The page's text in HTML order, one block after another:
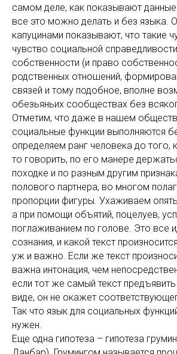
самом деле, как показывают
все это можно делать и без языка.
капуцинами показывают, что такие
чувство социальной
собственности (и право
родственных отношений,
связей и тому подобное, вполне
обезьяньих сообществах без
Отметим, что даже в нашем
социальные функции выполняются
определяем ранг человека до того,
то говорить, по его манере
походке и по разным другим
полового партнера, во многом
пропорции фигуры. Ухаживаем
а при помощи объятий, поцелуев,
поглаживанием по голове. Это все
сознания, и какой текст
уж и важно. Если же текст
важна интонация, чем
если тот же самый текст
виде, он не окажет
Так что язык для социальных
нужен.
Еще одна гипотеза – гипотеза